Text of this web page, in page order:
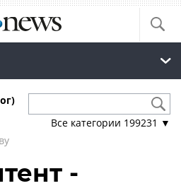
Все категории 199231 ▼
-